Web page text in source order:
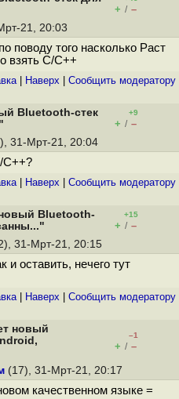
+ / –
21, 20:03
поводу того насколько Раст
взять С/C++
| Наверх Cообщить модератору
Bluetooth-стек
+9
+ / –
31-Мрт-21, 20:04
C++?
| Наверх Cообщить модератору
Bluetooth-
+15
+ / –
31-Мрт-21, 20:15
и оставить, нечего тут
| Наверх Cообщить модератору
новый
–1
+ / –
(17), 31-Мрт-21, 20:17
качественном языке =